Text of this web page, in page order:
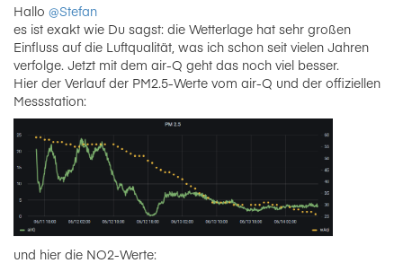
Hallo @Stefan
es ist exakt wie Du sagst: die Wetterlage hat sehr großen
Einfluss auf die Luftqualität, was ich schon seit vielen Jahren
verfolge. Jetzt mit dem air-Q geht das noch viel besser.
Hier der Verlauf der PM2.5-Werte vom air-Q und der offiziellen
Messstation:
und hier die NO2-Werte: